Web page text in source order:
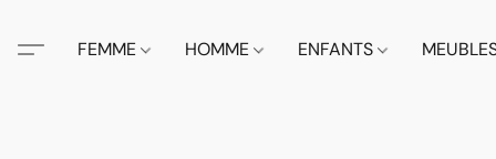
FEMME HOMME ENFANTS